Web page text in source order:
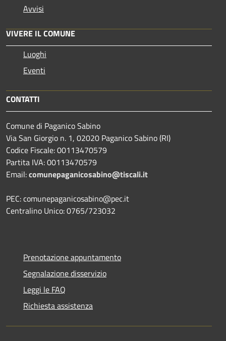
Avvisi
VIVERE IL COMUNE
Luoghi
Eventi
CONTATTI
Comune di Paganico Sabino
Via San Giorgio n. 1, 02020 Paganico Sabino (RI)
Codice Fiscale: 00113470579
Partita IVA: 00113470579
Email:comunepaganicosabino@tiscali.it
PEC: comunepaganicosabino@pec.it
Centralino Unico: 0765/723032
Prenotazione appuntamento
Segnalazione disservizio
Leggi le FAQ
Richiesta assistenza